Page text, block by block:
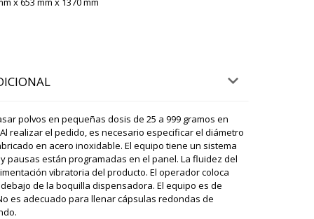
polvos en pequeñas dosis de 25 a 999 gramos en
realizar el pedido, es necesario especificar el diámetro
en acero inoxidable. El equipo tiene un sistema
pausas están programadas en el panel. La fluidez del
vibratoria del producto. El operador coloca
de la boquilla dispensadora. El equipo es de
es adecuado para llenar cápsulas redondas de
incluye cualquier entrega que solicite nuestro
de cápsulas NJ-120 ?
07/08/2026 17:53
Sí, ya según lo estipulado en el contrato lo
en cuenta el gran peso del equipo, le pedimos
de la descarga con carretilla elevadora con
de transporte no proporciona descarga.